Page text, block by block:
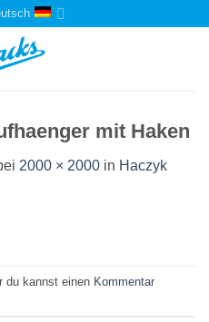
mit Haken
2000 × 2000 in Haczyk
du kannst einen Kommentar